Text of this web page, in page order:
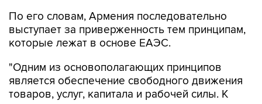
По его словам, Армения последовательно
выступает за приверженность тем принципам,
которые лежат в основе ЕАЭС.
"Одним из основополагающих принципов
является обеспечение свободного движения
товаров, услуг, капитала и рабочей силы. К